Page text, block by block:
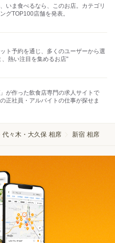
いま食べるなら、このお店。カテゴリ
グTOP100店舗を発表。
ト予約を通じ、多くのユーザーから選
、熱い注目を集めるお店"
」が作った飲食店専門の求人サイトで
正社員・アルバイトの仕事が探せま
代々木・大久保 相席 新宿 相席